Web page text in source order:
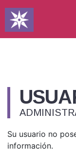
Su usuario no
información.